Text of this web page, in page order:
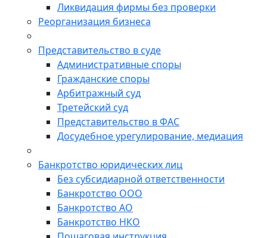
Ликвидация фирмы без проверки
Реорганизация бизнеса
Представительство в суде
Административные споры
Гражданские споры
Арбитражный суд
Третейский суд
Представительство в ФАС
Досудебное урегулирование, медиация
Банкротство юридических лиц
Без субсидиарной ответственности
Банкротство ООО
Банкротство АО
Банкротство НКО